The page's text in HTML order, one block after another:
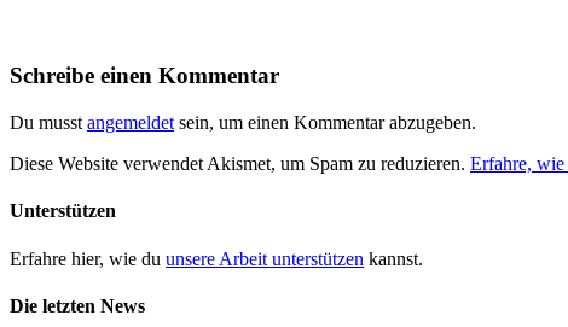
Schreibe einen Kommentar
Du musst angemeldet sein, um einen Kommentar abzugeben.
Diese Website verwendet Akismet, um Spam zu reduzieren. Erfahre, wie
Unterstützen
Erfahre hier, wie du unsere Arbeit unterstützen kannst.
Die letzten News